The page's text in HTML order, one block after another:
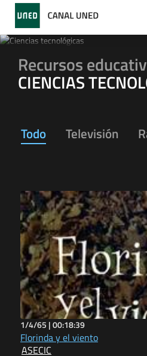
Recursos
CIENCIAS
Todo Televisión
1/4/65 |00:18:39
Florinda y el viento
ASECIC